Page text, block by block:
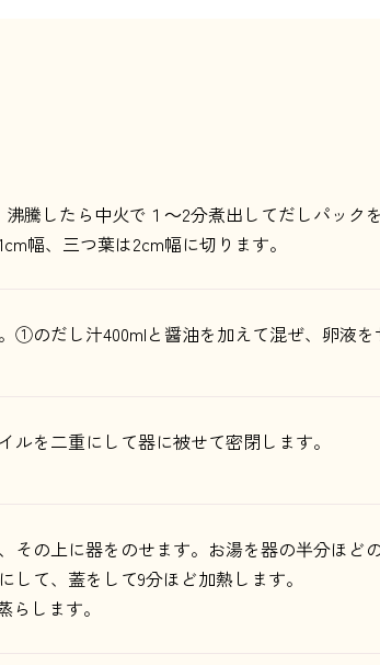
騰したら中火で１～2分煮出してだしパック
幅、三つ葉は2cm幅に切ります。
①のだし汁400mlと醤油を加えて混ぜ、卵液を
を二重にして器に被せて密閉します。
その上に器をのせます。お湯を器の半分ほど
て、蓋をして9分ほど加熱します。
らします。